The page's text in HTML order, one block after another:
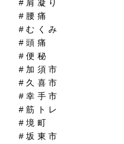
#肩凝り
#腰痛
#むくみ
#頭痛
#便秘
#加須市
#久喜市
#幸手市
#筋トレ
#境町
#坂東市